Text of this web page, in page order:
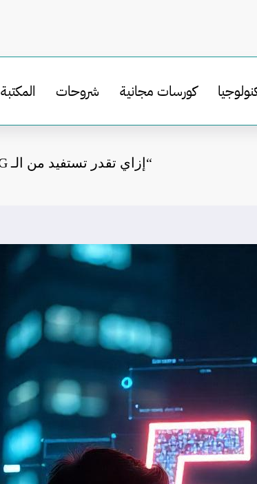
كورسات مجانية شروحات المكتبة
“إزاي تقدر تستفيد من الـ 5G في دراستك أو شغلك أو مشاريعك؟”